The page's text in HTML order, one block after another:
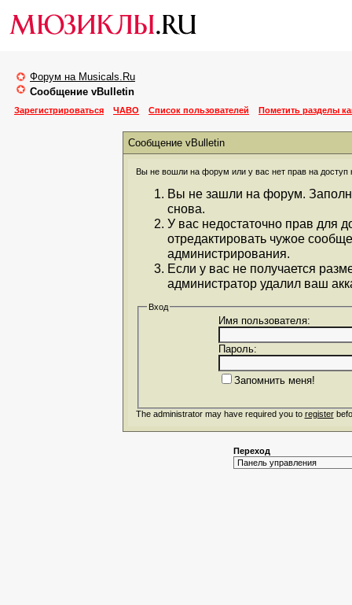
Форум на Musicals.Ru
Сообщение vBulletin
Зарегистрироваться ЧАВО Список пользователей Пометить разделы
Сообщение vBulletin
Вы не вошли на форум или у вас нет прав на доступ
Вы не зашли на форум.
снова.
У вас недостаточно прав для
отредактировать чужое
администрирования.
Если у вас не получается
администратор удалил ваш
Вход
Имя пользователя:
Пароль:
Запомнить меня!
The administrator may have required you to register
Переход